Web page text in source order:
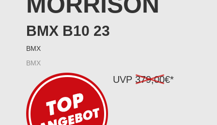
BMX B10 23
BMX
BMX
UVP 379,00€*